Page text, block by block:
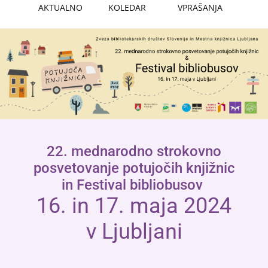
AKTUALNO KOLEDAR VPRAŠANJA
22. mednarodno strokovno
posvetovanje potujočih knjižnic
in Festival bibliobusov
16. in 17. maja 2024
v Ljubljani